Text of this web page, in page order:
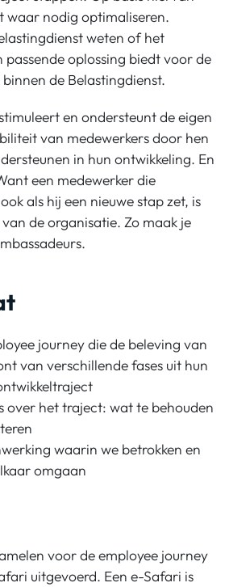
waar nodig optimaliseren.
weten of het
oplossing biedt voor de
de Belastingdienst.
en ondersteunt de eigen
van medewerkers door hen
in hun ontwikkeling. En
een medewerker die
als hij een nieuwe stap zet, is
de organisatie. Zo maak je
journey die de beleving van
van verschillende fases uit hun
over het traject: wat te behouden
waarin we betrokken en
omgaan
voor de employee journey
uitgevoerd. Een e-Safari is